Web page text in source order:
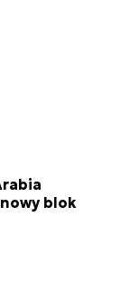
blok